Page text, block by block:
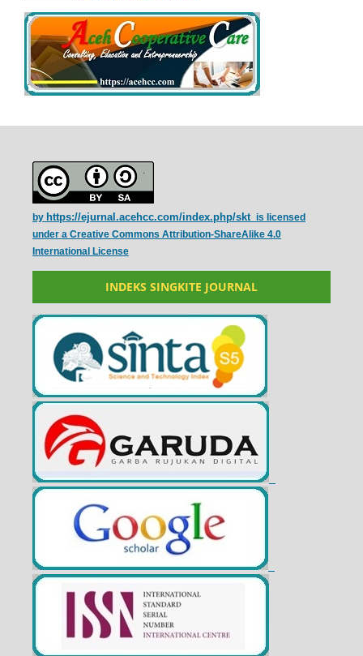
by https://ejurnal.acehcc.com/index.php/skt is licensed
under a Creative Commons Attribution-ShareAlike 4.0
International License
INDEKS SINGKITE JOURNAL